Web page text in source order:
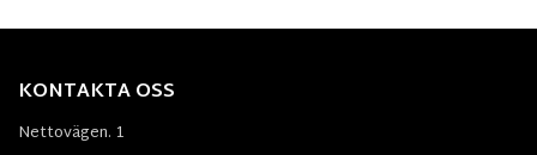
KONTAKTA OSS
Nettovägen. 1